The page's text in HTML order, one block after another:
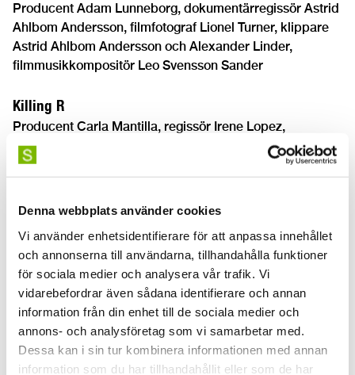
Denna webbplats använder cookies
Vi använder enhetsidentifierare för att anpassa innehållet
och annonserna till användarna, tillhandahålla funktioner
för sociala medier och analysera vår trafik. Vi
vidarebefordrar även sådana identifierare och annan
information från din enhet till de sociala medier och
annons- och analysföretag som vi samarbetar med.
Dessa kan i sin tur kombinera informationen med annan
information som du har tillhandahållit eller som de har
Producent Adam Lunneborg, dokumentärregissör Astrid
Ahlbom Andersson, filmfotograf Lionel Turner, klippare
Astrid Ahlbom Andersson och Alexander Linder,
filmmusikkompositör Leo Svensson Sander
Killing R
Producent Carla Mantilla, regissör Irene Lopez,
manusförfattare Mattias Lindblad Antilla, klippare
Dewen Myrza, ljuddesign och mix Petar Mrdjen och
Greisinger, filmmusikkompositör Erasmus John Talbot
Jag har ett ansikte för att bli älskad
Producent Brynhildur Þórarinsdóttir,
dokumentärregissör Angelica Ruffier, filmfotograf Simon
Averin Markström och Gustav Ågestrand, klippare Anna
Eborn, filmmusikkompositör Leo Svensson Sander
Avståndet till månen